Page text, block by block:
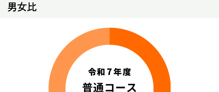
男女比